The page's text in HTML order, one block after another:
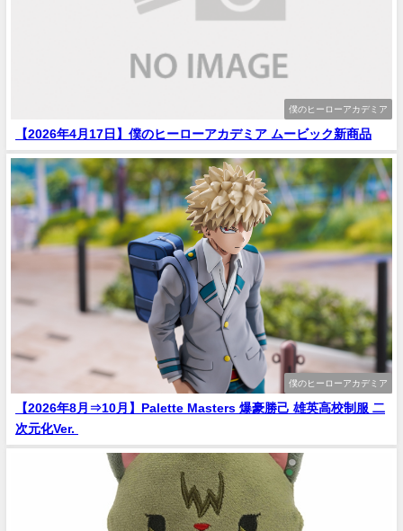
僕のヒーローアカデミア
【2026年4月17日】僕のヒーローアカデミア ムービック新商品
僕のヒーローアカデミア
【2026年8月⇒10月】Palette Masters 爆豪勝己 雄英高校制服 二
次元化Ver.